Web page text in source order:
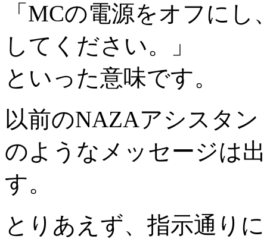
「MCの電源をオフに
してください。」
といった意味です。
以前のNAZAアシスタ
のようなメッセージは
す。
とりあえず、指示通り